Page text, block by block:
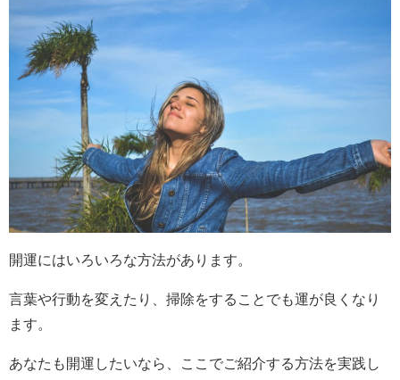
開運にはいろいろな方法があります。
言葉や行動を変えたり、掃除をすることでも運が良くなり
ます。
あなたも開運したいなら、ここでご紹介する方法を実践し